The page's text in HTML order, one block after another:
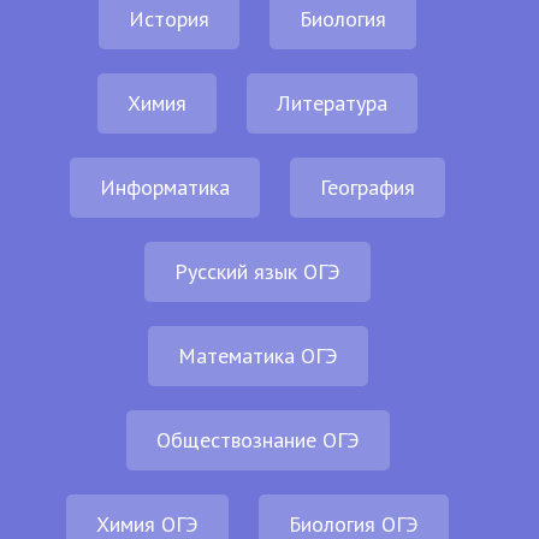
История Биология
Химия Литература
Информатика География
Русский язык ОГЭ
Математика ОГЭ
Обществознание ОГЭ
Химия ОГЭ Биология ОГЭ